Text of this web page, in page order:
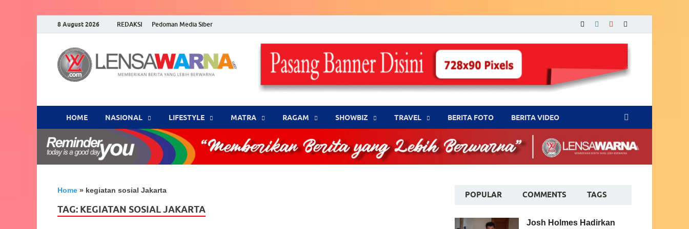
8 August 2026 REDAKSI Pedoman Media Siber
LENSA WARNA .com
Memberikan Berita yang Lebih Berwarna
HOME NASIONAL ‎LIFESTYLE MATRA ‎RAGAM ‎SHOWBIZ ‎TRAVEL BERITA FOTO BERITA VIDEO
Home » kegiatan sosial Jakarta
TAG: KEGIATAN SOSIAL JAKARTA
POPULAR COMMENTS TAGS
Josh Holmes Hadirkan